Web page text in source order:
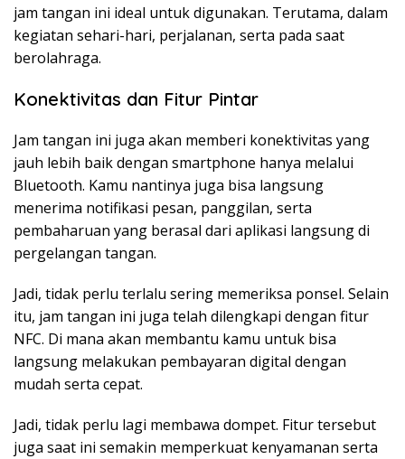
jam tangan ini ideal untuk digunakan. Terutama, dalam
kegiatan sehari-hari, perjalanan, serta pada saat
berolahraga.
Konektivitas dan Fitur Pintar
Jam tangan ini juga akan memberi konektivitas yang
jauh lebih baik dengan smartphone hanya melalui
Bluetooth. Kamu nantinya juga bisa langsung
menerima notifikasi pesan, panggilan, serta
pembaharuan yang berasal dari aplikasi langsung di
pergelangan tangan.
Jadi, tidak perlu terlalu sering memeriksa ponsel. Selain
itu, jam tangan ini juga telah dilengkapi dengan fitur
NFC. Di mana akan membantu kamu untuk bisa
langsung melakukan pembayaran digital dengan
mudah serta cepat.
Jadi, tidak perlu lagi membawa dompet. Fitur tersebut
juga saat ini semakin memperkuat kenyamanan serta